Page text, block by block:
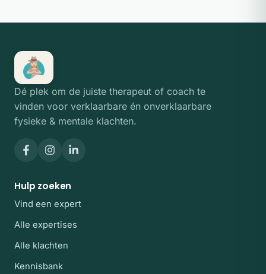
Dé plek om de juiste therapeut of coach te
vinden voor verklaarbare én onverklaarbare
fysieke & mentale klachten.
Hulp zoeken
Vind een expert
Alle expertises
Alle klachten
Kennisbank